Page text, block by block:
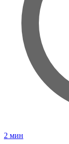
2 мин